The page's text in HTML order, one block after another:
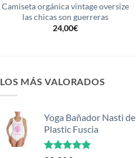
Camiseta orgánica vintage oversize
las chicas son guerreras
24,00€
LOS MÁS VALORADOS
Yoga Bañador Nasti de
Plastic Fuscia